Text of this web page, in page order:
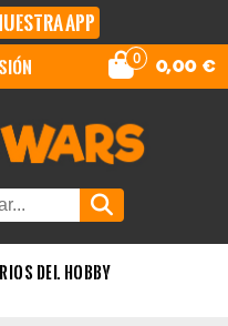
APP
0 0,00 €
del Hobby